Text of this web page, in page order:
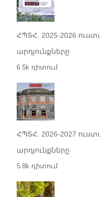
ՀՊՏՀ. 2025-2026
արդյունքները
6.5k դիտում
ՀՊՏՀ. 2026-2027
արդյունքները
5.8k դիտում